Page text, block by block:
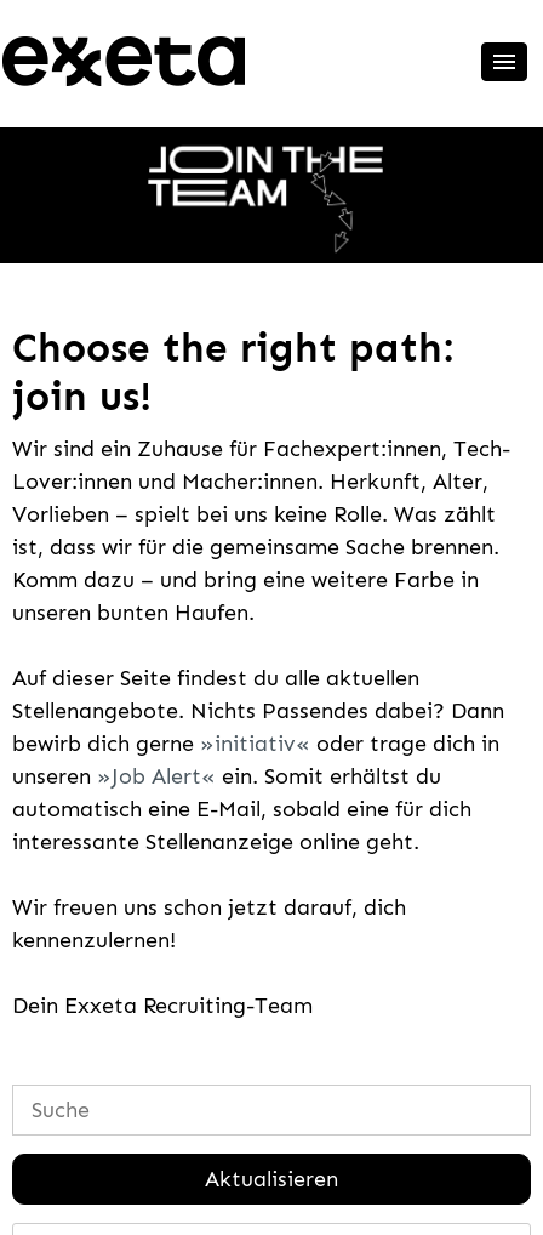
Choose the right path:
join us!
Wir sind ein Zuhause für Fachexpert:innen, Tech-
Lover:innen und Macher:innen. Herkunft, Alter,
Vorlieben – spielt bei uns keine Rolle. Was zählt
ist, dass wir für die gemeinsame Sache brennen.
Komm dazu – und bring eine weitere Farbe in
unseren bunten Haufen.
Auf dieser Seite findest du alle aktuellen
Stellenangebote. Nichts Passendes dabei? Dann
bewirb dich gerne
initiativ
oder trage dich in
unseren
Job Alert
ein. Somit erhältst du
automatisch eine E-Mail, sobald eine für dich
interessante Stellenanzeige online geht.
Wir freuen uns schon jetzt darauf, dich
kennenzulernen!
Dein Exxeta Recruiting-Team
Aktualisieren